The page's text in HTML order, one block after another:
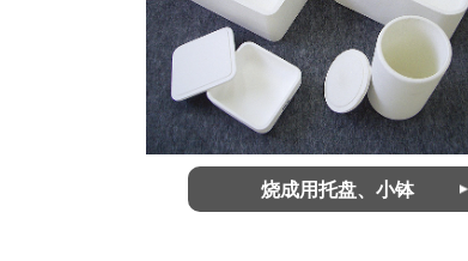
烧成用托盘、小钵